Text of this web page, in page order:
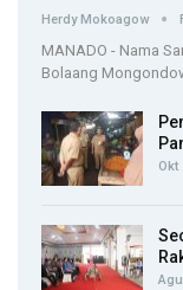
Herdy Mokoagow
MANADO - Nama
Bolaang
Okt